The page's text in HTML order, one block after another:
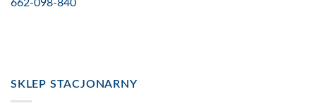
662-098-840
SKLEP STACJONARNY